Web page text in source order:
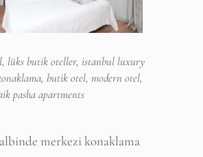
lüks butik oteller, istanbul luxury
butik otel, modern otel,
pasha apartments
merkezi konaklama